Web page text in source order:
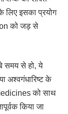
लिए इसका प्रयोग
को जड़ से
समय से हो, ये
अश्वगंधारिष्ट के
को साथ
किया जा